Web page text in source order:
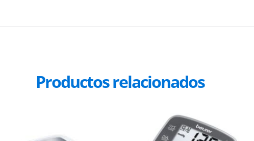
Productos relacionados